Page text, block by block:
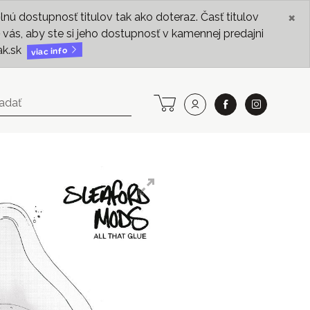
dostupnosť titulov tak ako doteraz. Časť titulov
aby ste si jeho dostupnosť v kamennej predajni
viac info
×